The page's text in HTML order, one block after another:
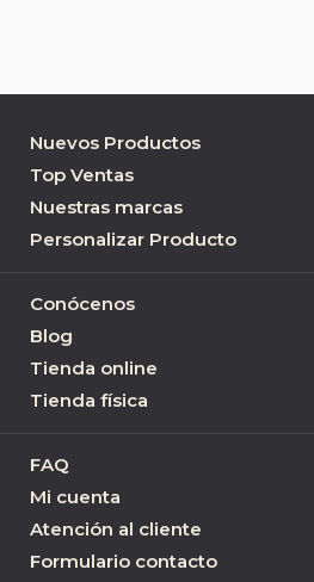
Nuevos Productos
Top Ventas
Nuestras marcas
Personalizar Producto
Conócenos
Blog
Tienda online
Tienda física
FAQ
Mi cuenta
Atención al cliente
Formulario contacto